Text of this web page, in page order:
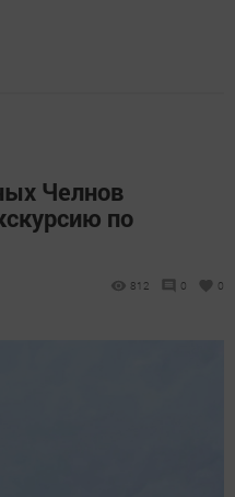
Челнов
по
812 0 0